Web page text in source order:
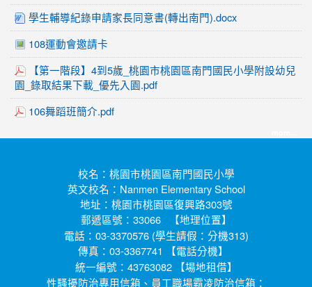
學生輔導紀錄申請家長同意書(轉出南門).docx
108運動會邀請卡
【第一階段】4到5歲_桃園市桃園區南門國民小學附設幼兒
園_錄取結果下載_優先入園.pdf
106舞蹈班簡介.pdf
校名：桃園市桃園區南門國民小學
英文校名：Nanmen Elementary School
地址：桃園市桃園區復興路303號
郵遞區號：33066 【地理位置】
電話：03-3370576 (學生請假：分機313)
傳真：03-3367741 【電話分機】
統一編號：43763082 【場地租借】
性騷擾防治專用信箱、員工職場霸凌防治信箱：